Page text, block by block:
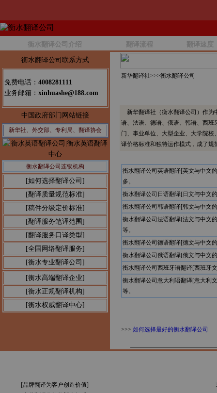
衡水翻译公司介绍 翻译流程 翻译速度
衡水翻译公司联系方式
免费电话： 4008281111
业务邮箱： xinhuashe@188.com
中国政府部门网站链接
新华社、外交部、专利局、翻译协会
衡水翻译公司连锁机构
[如何选择翻译公司]
[翻译质量规范标准]
[稿件分级定价标准]
[翻译服务笔译范围]
[翻译服务口译类型]
[全国网络翻译服务]
[衡水专业翻译公司]
[衡水高端翻译企业]
[衡水正规翻译机构]
[衡水权威翻译中心]
新华翻译社>>>衡水翻译公司
新华翻译社（衡水翻译公司）作为
语、法语、德语、俄语、韩语、西
门、事业单位、大型企业、大学院
译价格标准和独特运作模式，成了
衡水翻译公司英语翻译[英文与中文
多。
衡水翻译公司日语翻译[日文与中文
衡水翻译公司韩语翻译[韩文与中文
衡水翻译公司法语翻译[法文与中文
等。
衡水翻译公司德语翻译[德文与中文
衡水翻译公司俄语翻译[俄文与中文
衡水翻译公司西班牙语翻译[西班牙
衡水翻译公司意大利语翻译[意大利
等。
>>> 如何选择最好的衡水翻译公司
[品牌翻译为客户创造价值]